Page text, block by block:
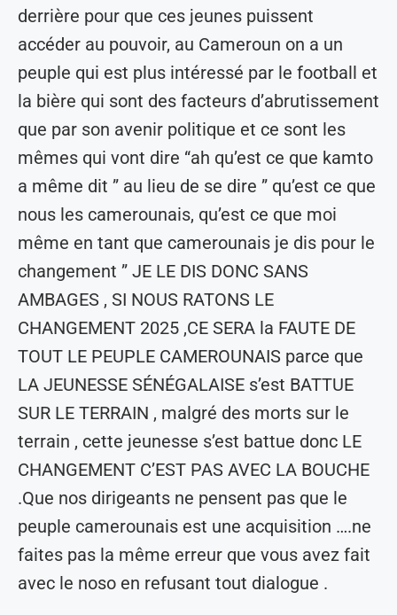
derrière pour que ces jeunes puissent
accéder au pouvoir, au Cameroun on a un
peuple qui est plus intéressé par le football et
la bière qui sont des facteurs d’abrutissement
que par son avenir politique et ce sont les
mêmes qui vont dire “ah qu’est ce que kamto
a même dit ” au lieu de se dire ” qu’est ce que
nous les camerounais, qu’est ce que moi
même en tant que camerounais je dis pour le
changement ” JE LE DIS DONC SANS
AMBAGES , SI NOUS RATONS LE
CHANGEMENT 2025 ,CE SERA la FAUTE DE
TOUT LE PEUPLE CAMEROUNAIS parce que
LA JEUNESSE SÉNÉGALAISE s’est BATTUE
SUR LE TERRAIN , malgré des morts sur le
terrain , cette jeunesse s’est battue donc LE
CHANGEMENT C’EST PAS AVEC LA BOUCHE
.Que nos dirigeants ne pensent pas que le
peuple camerounais est une acquisition ….ne
faites pas la même erreur que vous avez fait
avec le noso en refusant tout dialogue .